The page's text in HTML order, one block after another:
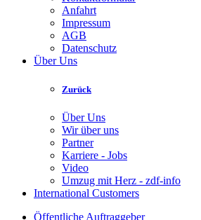
Anfahrt
Impressum
AGB
Datenschutz
Über Uns
Zurück
Über Uns
Wir über uns
Partner
Karriere - Jobs
Video
Umzug mit Herz - zdf-info
International Customers
Öffentliche Auftraggeber